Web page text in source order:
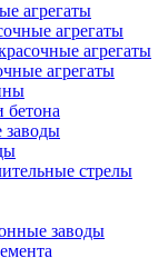
агрегаты
агрегаты
агрегаты
агрегаты
бетона
заводы
стрелы
заводы